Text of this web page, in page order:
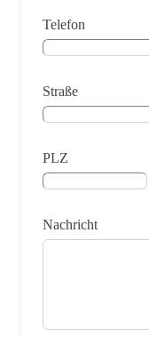
Telefon
Straße
PLZ
Nachricht